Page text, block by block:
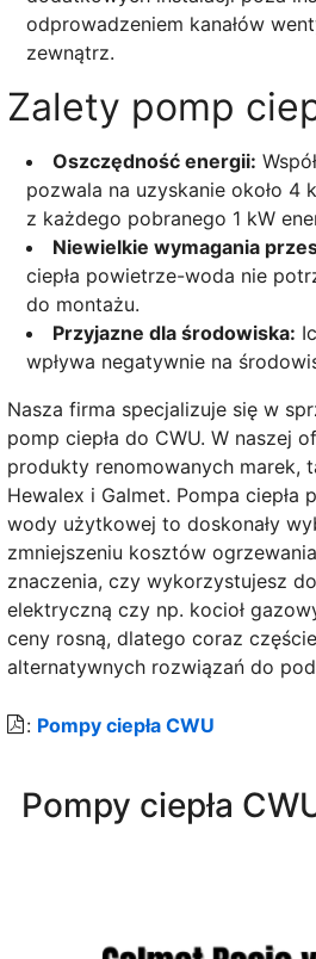
odprowadzeniem kanałów
zewnątrz.
Zalety pomp
Oszczędność energii:
pozwala na uzyskanie około 4
z każdego pobranego 1 kW
Niewielkie wymagania
ciepła powietrze-woda nie
do montażu.
Przyjazne dla środowiska:
wpływa negatywnie na
Nasza firma specjalizuje się w
pomp ciepła do CWU. W naszej
produkty renomowanych marek,
Hewalex i Galmet. Pompa ciepła
wody użytkowej to doskonały
zmniejszeniu kosztów
znaczenia, czy wykorzystujesz
elektryczną czy np. kocioł
ceny rosną, dlatego coraz
alternatywnych rozwiązań do
: Pompy ciepła CWU
Pompy ciepła